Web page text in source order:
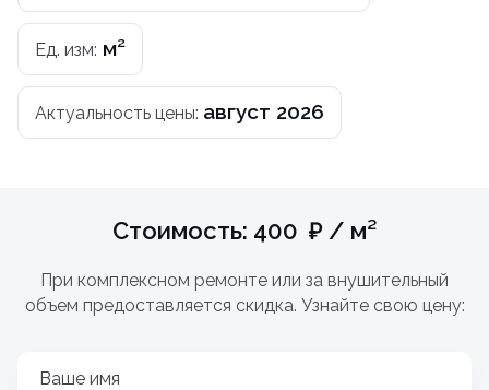
Ед. изм: м²
Актуальность цены: август 2026
Стоимость: 400 ₽ / м²
При комплексном ремонте или за внушительный
объем предоставляется скидка. Узнайте свою цену:
Ваше имя